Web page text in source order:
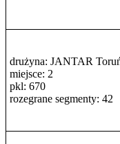
drużyna: JANTAR
miejsce: 2
pkl: 670
rozegrane segmenty: 42